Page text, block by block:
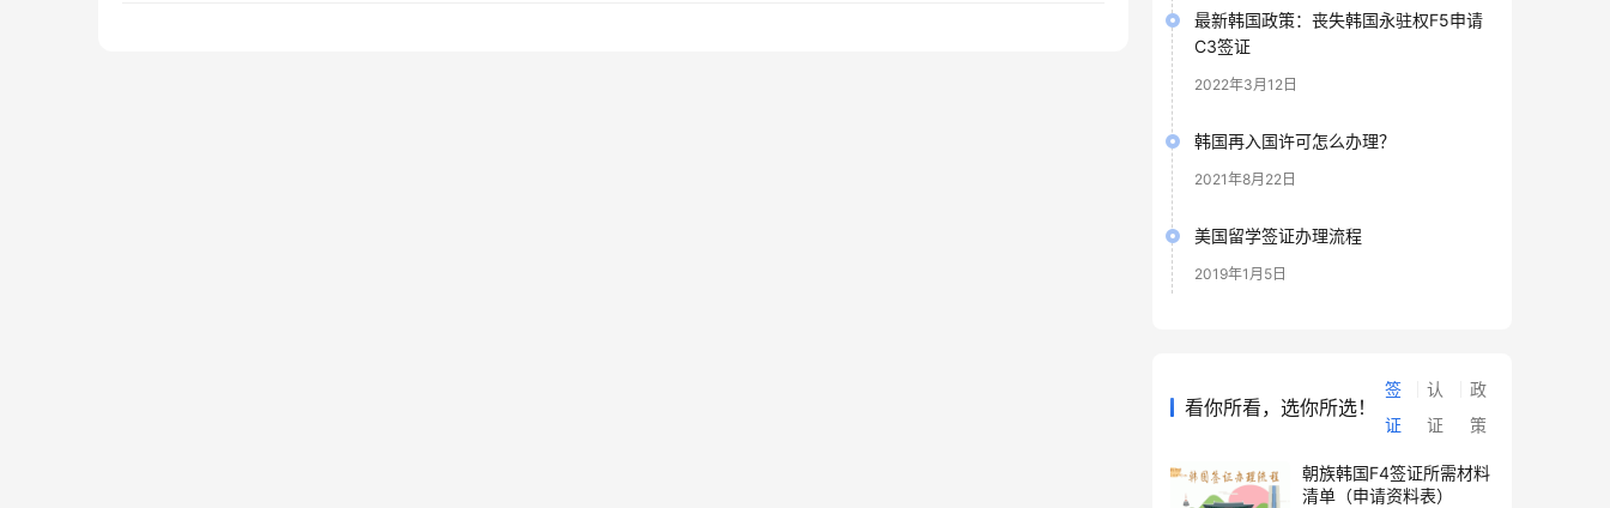
最新韩国政策：丧失韩国永驻权F5申请
C3签证
2022年3月12日
韩国再入国许可怎么办理？
2021年8月22日
美国留学签证办理流程
2019年1月5日
看你所看，选你所选！
签
证
认
证
政
策
朝族韩国F4签证所需材料
清单（申请资料表）